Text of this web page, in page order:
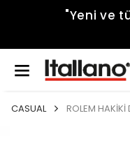
"Yeni ve
CASUAL ROLEM HAKİKİ